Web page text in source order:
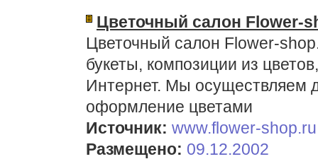
Цветочный салон Flower-
Цветочный салон Flower-
букеты, композиции из
Интернет. Мы осуществляем
оформление цветами
Источник: www.flower-shop.ru
Размещено: 09.12.2002